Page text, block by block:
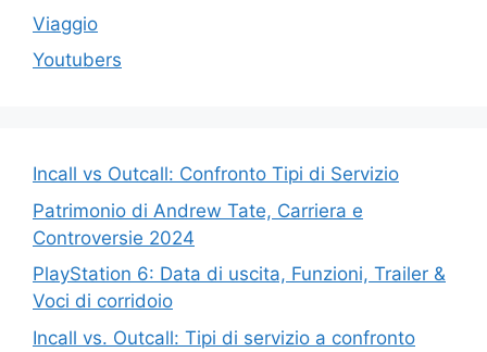
Viaggio
Youtubers
Incall vs Outcall: Confronto Tipi di Servizio
Patrimonio di Andrew Tate, Carriera e
Controversie 2024
PlayStation 6: Data di uscita, Funzioni, Trailer &
Voci di corridoio
Incall vs. Outcall: Tipi di servizio a confronto